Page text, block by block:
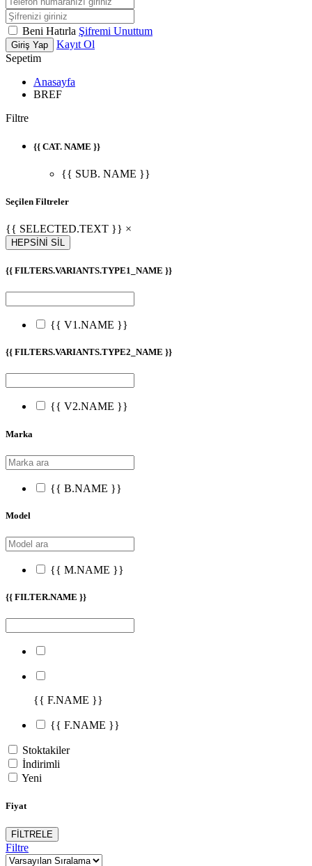
Beni Hatırla Şifremi Unuttum
Giriş Yap
Kayıt Ol
Sepetim
Anasayfa
BREF
Filtre
{{ CAT. NAME }}
{{ SUB. NAME }}
Seçilen Filtreler
{{ SELECTED.TEXT }} ×
HEPSİNİ SİL
{{ FILTERS.VARIANTS.TYPE1_NAME }}
{{ V1.NAME }}
{{ FILTERS.VARIANTS.TYPE2_NAME }}
{{ V2.NAME }}
Marka
{{ B.NAME }}
Model
{{ M.NAME }}
{{ FILTER.NAME }}
{{ F.NAME }}
{{ F.NAME }}
Stoktakiler
İndirimli
Yeni
Fiyat
FİLTRELE
Filtre